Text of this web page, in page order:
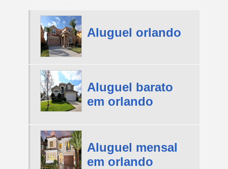
Aluguel orlando
Aluguel barato
em orlando
Aluguel mensal
em orlando